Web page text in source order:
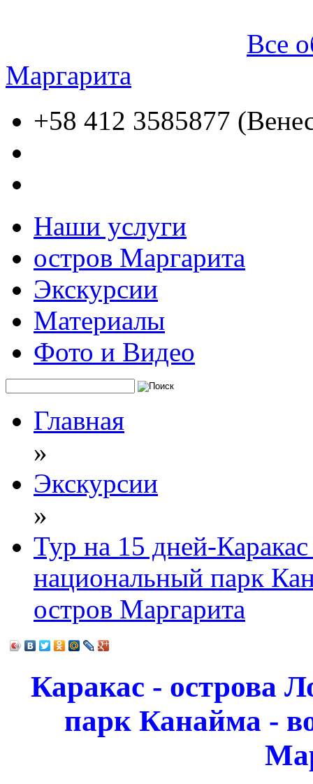
Все
Маргарита
+58 412 3585877
Наши услуги
остров Маргарита
Экскурсии
Материалы
Фото и Видео
Главная
»
Экскурсии
»
Тур на 15 дней-
национальный парк
остров Маргарита
Каракас - острова
парк Канайма -